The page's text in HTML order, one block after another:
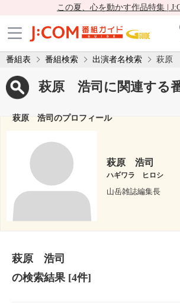
この夏、心を動かす作品特集 |
番組表 番組検索 出演者名検索 萩原
萩原 浩司に関連する
萩原 浩司のプロフィール
萩原 浩司
ハギワラ ヒロシ
山岳雑誌編集長
萩原 浩司
の検索結果[4件]